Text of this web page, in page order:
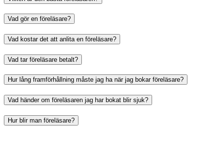
Vad gör en föreläsare?
Vad kostar det att anlita en föreläsare?
Vad tar föreläsare betalt?
Hur lång framförhållning måste jag ha när jag bokar föreläsare?
Vad händer om föreläsaren jag har bokat blir sjuk?
Hur blir man föreläsare?